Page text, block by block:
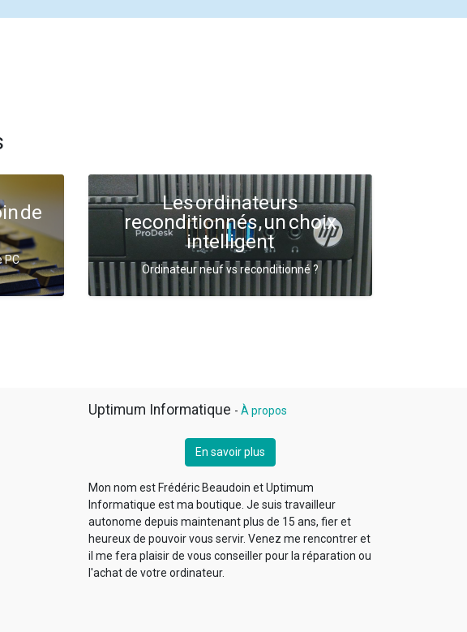
de
PC
Les ordinateurs
reconditionnés, un choix
intelligent
Ordinateur neuf vs reconditionné ?
Uptimum Informatique - À propos
En savoir plus
Mon nom est Frédéric Beaudoin et Uptimum
Informatique est ma boutique. Je suis travailleur
autonome depuis maintenant plus de 15 ans, fier et
heureux de pouvoir vous servir. Venez me rencontrer et
il me fera plaisir de vous conseiller pour la réparation ou
l'achat de votre ordinateur.